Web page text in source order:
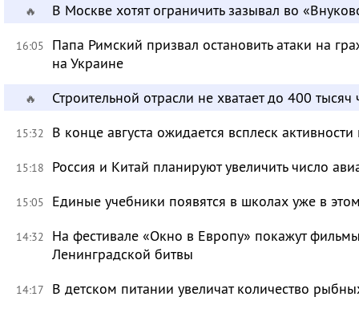
🔥 В Москве хотят ограничить зазывал во
16:05
Папа Римский призвал остановить атаки на
на Украине
🔥 Строительной отрасли не хватает до 400 тысяч
15:32 В конце августа ожидается всплеск
15:18 Россия и Китай планируют увеличить число
15:05 Единые учебники появятся в школах уже в
14:32
На фестивале «Окно в Европу» покажут
Ленинградской битвы
14:17 В детском питании увеличат количество